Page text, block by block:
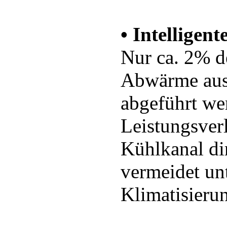
•
Nur ca. 2%
Abwärme
abgeführt
Kühlkanal
vermeidet